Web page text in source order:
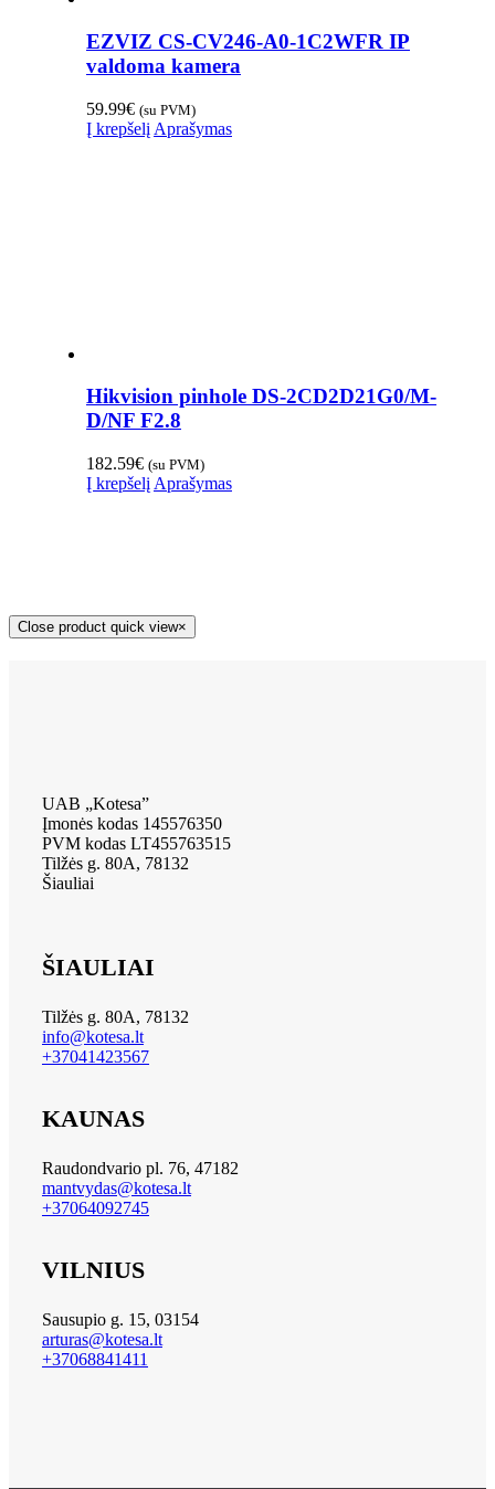
EZVIZ CS-CV246-A0-1C2WFR IP
valdoma kamera
59.99€ (su PVM)
Į krepšelį Aprašymas
Hikvision pinhole DS-2CD2D21G0/M-
D/NF F2.8
182.59€ (su PVM)
Į krepšelį Aprašymas
Close product quick view×
UAB „Kotesa”
Įmonės kodas 145576350
PVM kodas LT455763515
Tilžės g. 80A, 78132
Šiauliai
ŠIAULIAI
Tilžės g. 80A, 78132
info@kotesa.lt
+37041423567
KAUNAS
Raudondvario pl. 76, 47182
mantvydas@kotesa.lt
+37064092745
VILNIUS
Sausupio g. 15, 03154
arturas@kotesa.lt
+37068841411